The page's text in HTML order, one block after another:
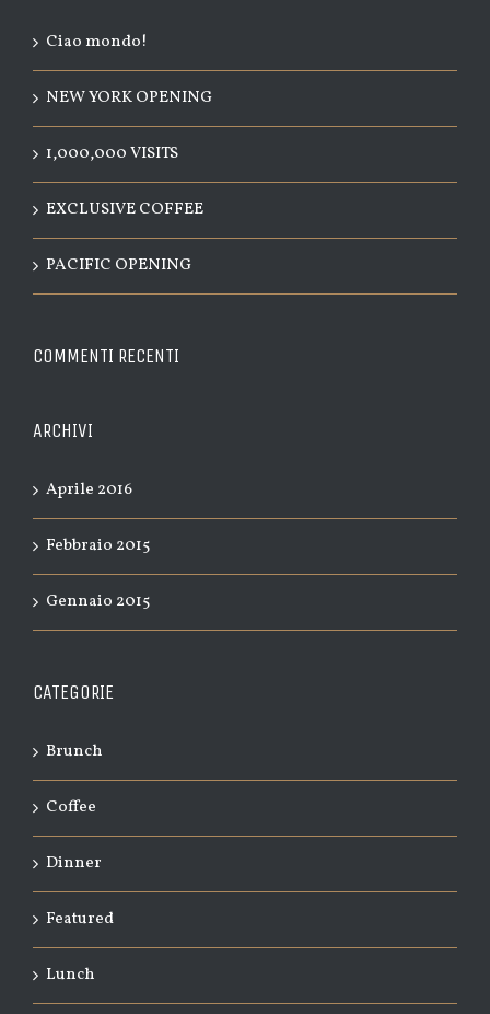
Ciao mondo!
NEW YORK OPENING
1,000,000 VISITS
EXCLUSIVE COFFEE
PACIFIC OPENING
COMMENTI RECENTI
ARCHIVI
Aprile 2016
Febbraio 2015
Gennaio 2015
CATEGORIE
Brunch
Coffee
Dinner
Featured
Lunch